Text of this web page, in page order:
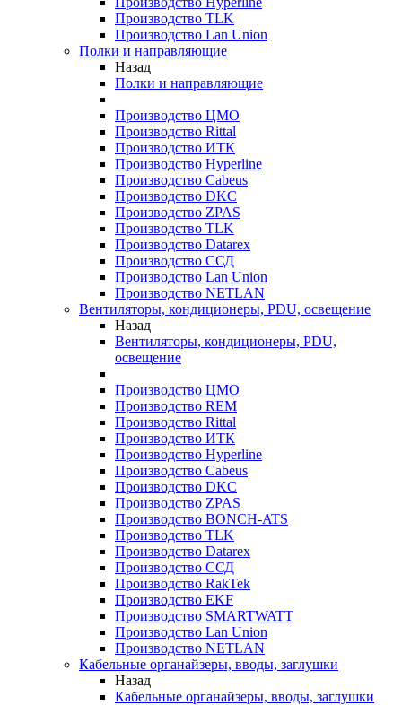
Производство TLK
Производство Lan Union
Полки и направляющие
Назад
Полки и направляющие
Производство ЦМО
Производство Rittal
Производство ИТК
Производство Hyperline
Производство Cabeus
Производство DKC
Производство ZPAS
Производство TLK
Производство Datarex
Производство ССД
Производство Lan Union
Производство NETLAN
Вентиляторы, кондиционеры, PDU, освещение
Назад
Вентиляторы, кондиционеры, PDU,
освещение
Производство ЦМО
Производство REM
Производство Rittal
Производство ИТК
Производство Hyperline
Производство Cabeus
Производство DKC
Производство ZPAS
Производство BONCH-ATS
Производство TLK
Производство Datarex
Производство ССД
Производство RakTek
Производство EKF
Производство SMARTWATT
Производство Lan Union
Производство NETLAN
Кабельные органайзеры, вводы, заглушки
Назад
Кабельные органайзеры, вводы, заглушки